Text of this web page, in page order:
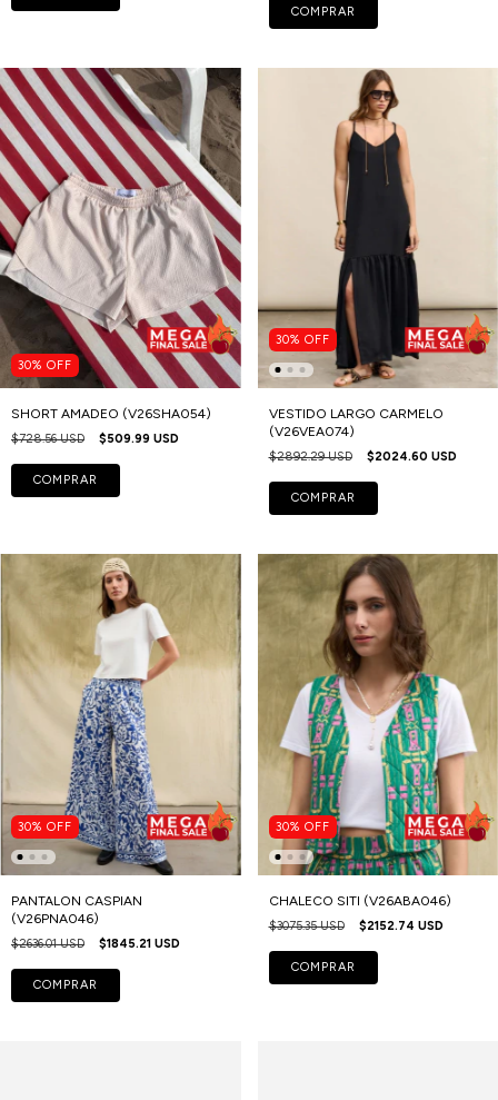
COMPRAR
30% OFF
SHORT AMADEO (V26SHA054)
$728.56 USD $509.99 USD
COMPRAR
30% OFF
VESTIDO LARGO CARMELO
(V26VEA074)
$2892.29 USD $2024.60 USD
COMPRAR
30% OFF
PANTALON CASPIAN
(V26PNA046)
$2636.01 USD $1845.21 USD
COMPRAR
30% OFF
CHALECO SITI (V26ABA046)
$3075.35 USD $2152.74 USD
COMPRAR